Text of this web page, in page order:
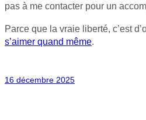
pas à me contacter pour un
Parce que la vraie liberté, c’est
s’aimer quand même
16 décembre 2025